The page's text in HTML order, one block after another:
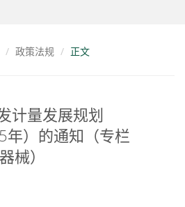
政策法规 正文
计量发展规划
年）的通知（专栏
械）